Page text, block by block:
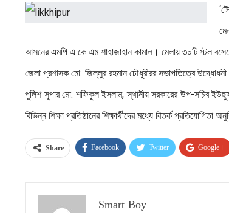
আসনের এমপি এ কে এম শাহাজাহান কামাল। মেলায় ৩০টি স্টল
জেলা প্রশাসক মো. জিল্লুর রহমান চৌধুরীরর সভাপতিত্বে
পুলিশ সুপার মো. শফিকুল ইসলাম, স্থানীয় সরকারের উপ-সচিব
বিভিন্ন শিক্ষা প্রতিষ্ঠানের শিক্ষার্থীদের মধ্যে বিতর্ক
Share Facebook Twitter Google+
Smart Boy